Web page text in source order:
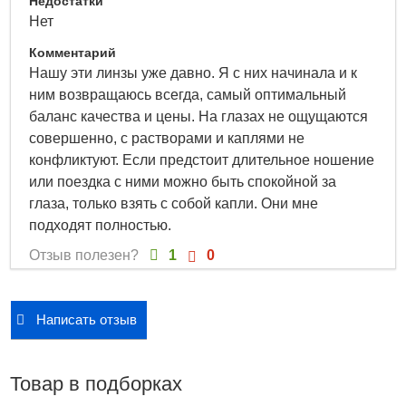
способствующих увлажнению (56%), глаза будут
всего дня.
Важным плюсом является присутствие в строении линз
УФ-фильтра, предназначенного для защиты роговицы от
Итак, преимуществами, отличающимиClariti Eliteот
прочих средств контактной коррекции зрения,
являются:
Современнейший силикон-гидрогелевый материал
Производство по технологиям «третьего поколения»
AquaGen
Высокий показатель Dk/t, а следовательно,
достаточный приток кислорода к роговице
Характеристики:
Нет
Комментарий
Нашу эти линзы уже давно. Я с них начинала и к
ним возвращаюсь всегда, самый оптимальный
баланс качества и цены. На глазах не ощущаются
совершенно, с растворами и каплями не
конфликтуют. Если предстоит длительное ношение
или поездка с ними можно быть спокойной за
глаза, только взять с собой капли. Они мне
подходят полностью.
Отзыв полезен?
1 0
Написать отзыв
Товар в подборках